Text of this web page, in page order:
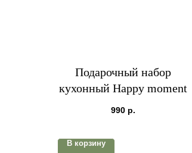
Подарочный набор
кухонный Happy moment
990 р.
В корзину